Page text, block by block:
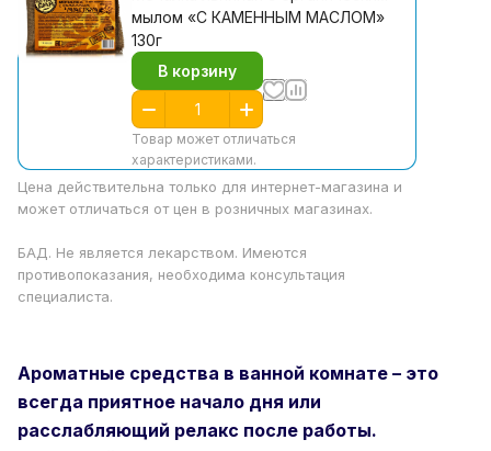
мылом «С КАМЕННЫМ МАСЛОМ»
130г
В корзину
Товар может отличаться
характеристиками.
Цена действительна только для интернет-магазина и
может отличаться от цен в розничных магазинах.
БАД. Не является лекарством. Имеются
противопоказания, необходима консультация
специалиста.
Ароматные средства в ванной комнате – это
всегда приятное начало дня или
расслабляющий релакс после работы.